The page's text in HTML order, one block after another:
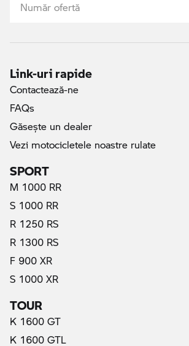
Link-uri rapide
Contactează-ne
FAQs
Găseşte un dealer
Vezi motocicletele noastre rulate
SPORT
M 1000 RR
S 1000 RR
R 1250 RS
R 1300 RS
F 900 XR
S 1000 XR
TOUR
K 1600 GT
K 1600 GTL